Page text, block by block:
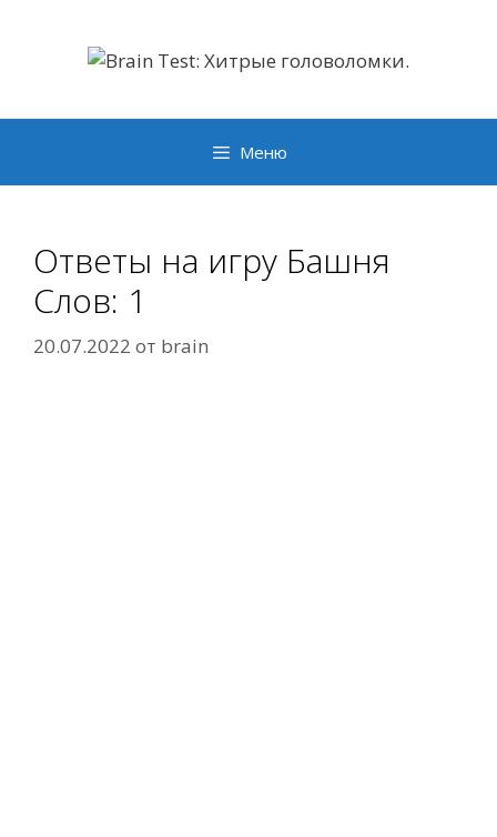
содержимому
Меню
Ответы на игру Башня
Слов: 1
20.07.2022 от brain